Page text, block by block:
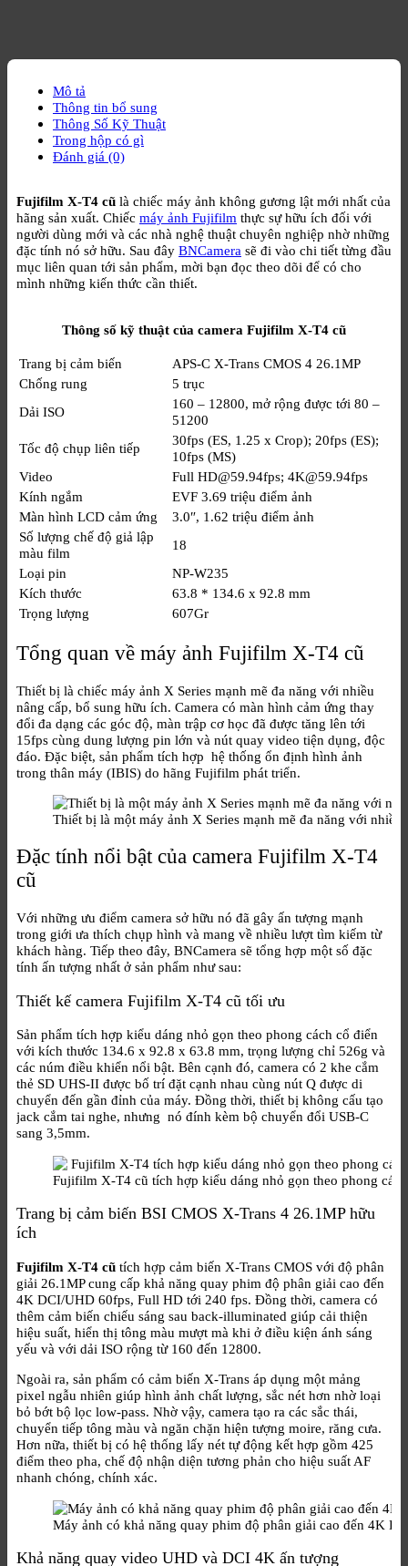
Mô tả
Thông tin bổ sung
Thông Số Kỹ Thuật
Trong hộp có gì
Đánh giá (0)
Fujifilm X-T4 cũ là chiếc máy ảnh không gương lật mới nhất của
hãng sản xuất. Chiếc máy ảnh Fujifilm thực sự hữu ích đối với
người dùng mới và các nhà nghệ thuật chuyên nghiệp nhờ những
đặc tính nó sở hữu. Sau đây BNCamera sẽ đi vào chi tiết từng đầu
mục liên quan tới sản phẩm, mời bạn đọc theo dõi để có cho
mình những kiến thức cần thiết.
Thông số kỹ thuật của camera Fujifilm X-T4 cũ
Trang bị cảm biến
APS-C X-Trans CMOS 4 26.1MP
Chống rung
5 trục
Dải ISO
160 – 12800, mở rộng được tới 80 –
51200
Tốc độ chụp liên tiếp
30fps (ES, 1.25 x Crop); 20fps (ES);
10fps (MS)
Video
Full HD@59.94fps; 4K@59.94fps
Kính ngắm
EVF 3.69 triệu điểm ảnh
Màn hình LCD cảm ứng
3.0″, 1.62 triệu điểm ảnh
Số lượng chế độ giả lập
màu film
18
Loại pin
NP-W235
Kích thước
63.8 * 134.6 x 92.8 mm
Trọng lượng
607Gr
Tổng quan về máy ảnh Fujifilm X-T4 cũ
Thiết bị là chiếc máy ảnh X Series mạnh mẽ đa năng với nhiều
nâng cấp, bổ sung hữu ích. Camera có màn hình cảm ứng thay
đổi đa dạng các góc độ, màn trập cơ học đã được tăng lên tới
15fps cùng dung lượng pin lớn và nút quay video tiện dụng, độc
đáo. Đặc biệt, sản phẩm tích hợp hệ thống ổn định hình ảnh
trong thân máy (IBIS) do hãng Fujifilm phát triển.
Thiết bị là một máy ảnh X Series mạnh mẽ đa năng với nhiều
Đặc tính nổi bật của camera Fujifilm X-T4
cũ
Với những ưu điểm camera sở hữu nó đã gây ấn tượng mạnh
trong giới ưa thích chụp hình và mang về nhiều lượt tìm kiếm từ
khách hàng. Tiếp theo đây, BNCamera sẽ tổng hợp một số đặc
tính ấn tượng nhất ở sản phẩm như sau:
Thiết kế camera Fujifilm X-T4 cũ tối ưu
Sản phẩm tích hợp kiểu dáng nhỏ gọn theo phong cách cổ điển
với kích thước 134.6 x 92.8 x 63.8 mm, trọng lượng chỉ 526g và
các núm điều khiển nổi bật. Bên cạnh đó, camera có 2 khe cắm
thẻ SD UHS-II được bố trí đặt cạnh nhau cùng nút Q được di
chuyển đến gần đỉnh của máy. Đồng thời, thiết bị không cấu tạo
jack cắm tai nghe, nhưng nó đính kèm bộ chuyển đổi USB-C
sang 3,5mm.
Fujifilm X-T4 cũ tích hợp kiểu dáng nhỏ gọn theo phong
Trang bị cảm biến BSI CMOS X-Trans 4 26.1MP hữu
ích
Fujifilm X-T4 cũ tích hợp cảm biến X-Trans CMOS với độ phân
giải 26.1MP cung cấp khả năng quay phim độ phân giải cao đến
4K DCI/UHD 60fps, Full HD tới 240 fps. Đồng thời, camera có
thêm cảm biến chiếu sáng sau back-illuminated giúp cải thiện
hiệu suất, hiển thị tông màu mượt mà khi ở điều kiện ánh sáng
yếu và với dải ISO rộng từ 160 đến 12800.
Ngoài ra, sản phẩm có cảm biến X-Trans áp dụng một mảng
pixel ngẫu nhiên giúp hình ảnh chất lượng, sắc nét hơn nhờ loại
bỏ bớt bộ lọc low-pass. Nhờ vậy, camera tạo ra các sắc thái,
chuyển tiếp tông màu và ngăn chặn hiện tượng moire, răng cưa.
Hơn nữa, thiết bị có hệ thống lấy nét tự động kết hợp gồm 425
điểm theo pha, chế độ nhận diện tương phản cho hiệu suất AF
nhanh chóng, chính xác.
Máy ảnh có khả năng quay phim độ phân giải cao đến 4K
Khả năng quay video UHD và DCI 4K ấn tượng